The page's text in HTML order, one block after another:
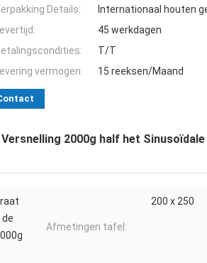
Details:
Internationaal houten
45 werkdagen
T/T
vermogen:
15 reeksen/Maand
2000g half het
Afmetingen tafel:
200 x 250